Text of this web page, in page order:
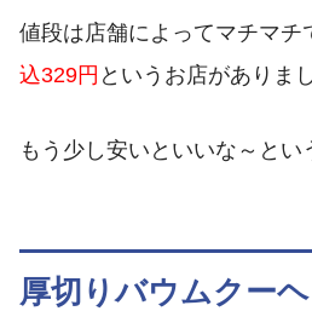
値段は店舗によってマチマチ
込329円 というお店がありまし
もう少し安いといいな～とい
厚切りバウムクー